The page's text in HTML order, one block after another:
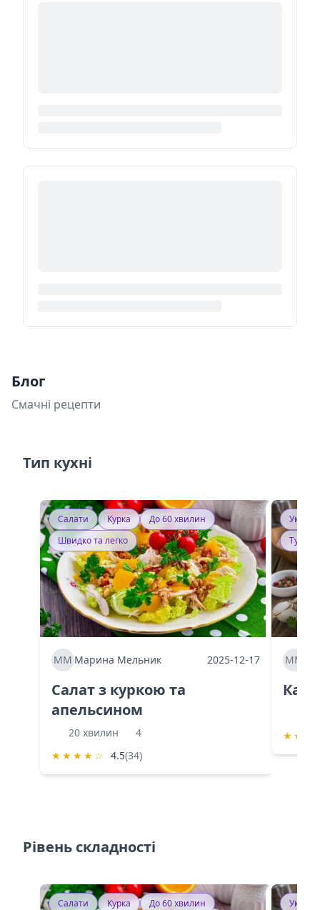
Блог
Смачні рецепти
Тип кухні
Салати Курка
До 60 хвилин
Швидко та легко
ММ Марина Мельник 2025-12-17
Салат з куркою та
апельсином
20 хвилин
4
★ ★ ★ ★ ☆ 4.5(34)
ММ
★ ★
Рівень складності
Салати Курка
До 60 хвилин